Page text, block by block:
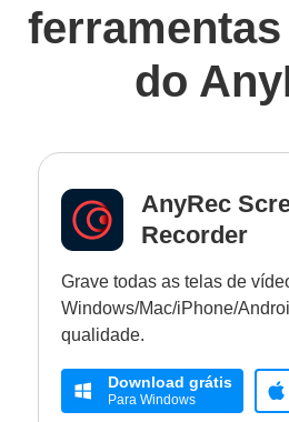
do
AnyRec
Recorder
Grave todas as telas de
Windows/Mac/iPhone/
qualidade.
Download grátis
Para Windows